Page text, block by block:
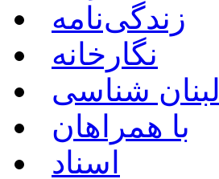
زندگی‌نامه
نگارخانه
لبنان شناسی
با همراهان
اسناد